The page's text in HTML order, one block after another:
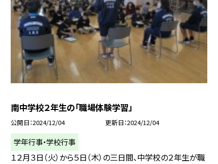
南中学校２年生の「職場体験学習」
公開日 2024/12/04 更新日 2024/12/04
学年行事・学校行事
１２月３日（火）から５日（木）の三日間、中学校の２年生が職